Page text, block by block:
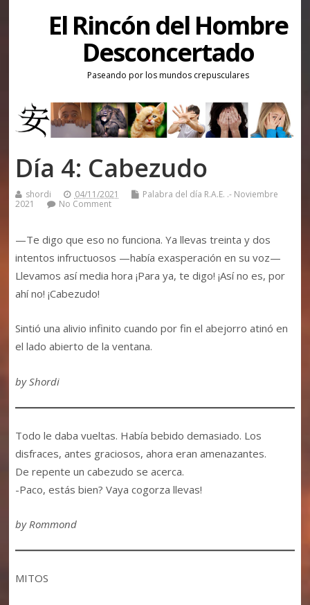
El Rincón del Hombre
Desconcertado
Paseando por los mundos crepusculares
Día 4: Cabezudo
shordi 04/11/2021
Palabra del día R.A.E. .- Noviembre
2021
No Comment
—Te digo que eso no funciona. Ya llevas treinta y dos
intentos infructuosos —había exasperación en su voz—
Llevamos así media hora ¡Para ya, te digo! ¡Así no es, por
ahí no! ¡Cabezudo!
Sintió una alivio infinito cuando por fin el abejorro atinó en
el lado abierto de la ventana.
by Shordi
Todo le daba vueltas. Había bebido demasiado. Los
disfraces, antes graciosos, ahora eran amenazantes.
De repente un cabezudo se acerca.
-Paco, estás bien? Vaya cogorza llevas!
by Rommond
MITOS